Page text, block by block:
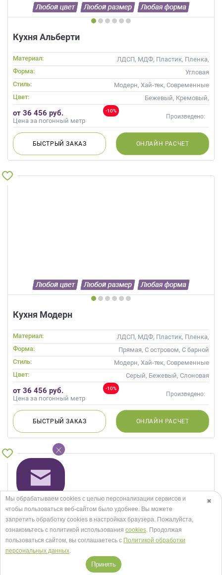
Кухня Альберти
Материал:
ЛДСП, МДФ, Пластик, Пленка,
Шпон
Форма:
Угловая
Стиль:
Модерн, Хай-тек, Современные
Цвет:
Бежевый, Кремовый,
Коричневый, Капучино
-10%
от 36 456 руб.
Цена за погонный метр
Произведено:
БЫСТРЫЙЗАКАЗ ОНЛАЙН РАСЧЕТ
Кухня Модерн
Материал:
ЛДСП, МДФ, Пластик, Пленка,
Шпон
Форма:
Прямая, С островом, С барной
стойкой
Стиль:
Модерн, Хай-тек, Современные
Цвет:
Серый, Бежевый, Слоновая
кость, Кремовый, Коричневый,
Капучино
-10%
от 36 456 руб.
Цена за погонный метр
Произведено:
БЫСТРЫЙЗАКАЗ ОНЛАЙН РАСЧЕТ
✖
Мы обрабатываем cookies с целью персонализации сервисов и
чтобы пользоваться веб-сайтом было удобнее. Вы можете
запретить обработку сookies в настройках браузера. Пожалуйста,
ознакомьтесь с политикой использования cookies. Продолжая
пользоваться сайтом, вы соглашаетесь с Политикой обработки
персональных данных.
Принять